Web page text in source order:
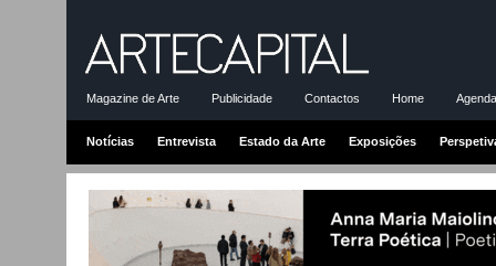
Magazine de Arte Publicidade Contactos Home
Notícias Entrevista Estado da Arte Exposições